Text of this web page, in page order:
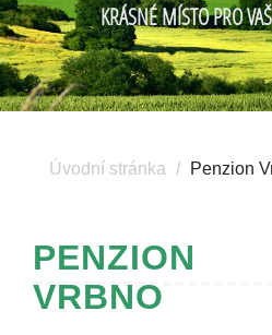
KRÁSNÉ MÍSTO PRO
Úvodní stránka Penzion
PENZION
VRBNO